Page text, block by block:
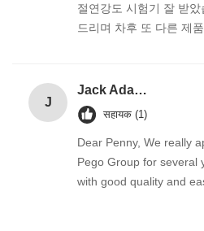
절연강도 시험기 잘 받
드리며 차후 또 다른 제
J
Jack Adams
सहायक (1)
Dear Penny, We really
Pego Group for several
with good quality and